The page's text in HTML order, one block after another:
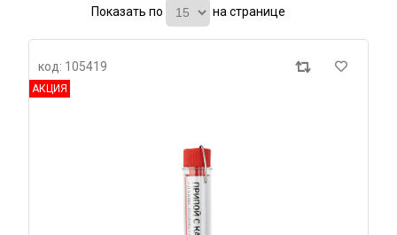
Показать по
на странице
код: 105419
АКЦИЯ